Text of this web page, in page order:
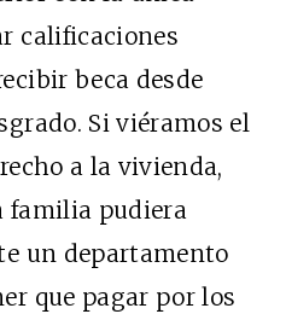
calificaciones
beca desde
Si viéramos el
a la vivienda,
familia pudiera
un departamento
que pagar por los